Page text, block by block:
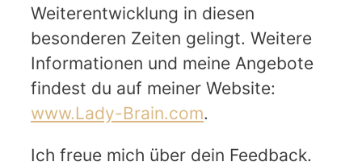
Weiterentwicklung in diesen
besonderen Zeiten gelingt. Weitere
Informationen und meine Angebote
findest du auf meiner Website:
www.Lady-Brain.com.
Ich freue mich über dein Feedback.